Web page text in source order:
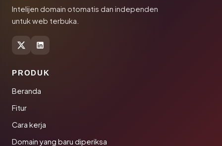
Intelijen domain otomatis dan independen
untuk web terbuka.
PRODUK
Beranda
Fitur
Cara kerja
Domain yang baru diperiksa